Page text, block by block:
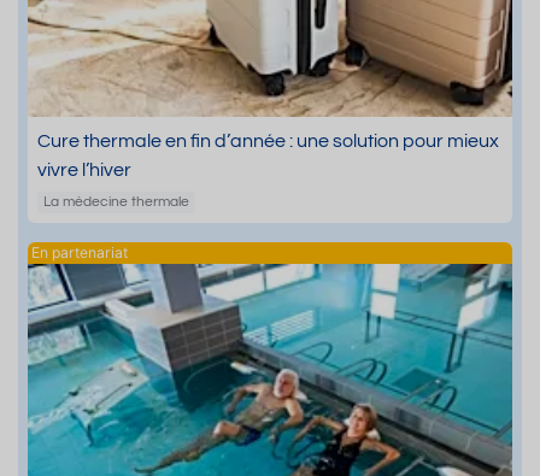
Cure thermale en fin d’année : une solution pour mieux
vivre l’hiver
La médecine thermale